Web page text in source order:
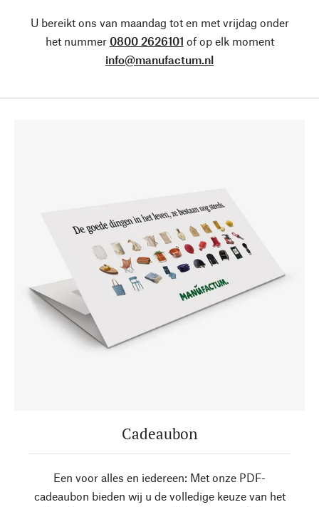
U bereikt ons van maandag tot en met vrijdag onder
het nummer 0800 2626101 of op elk moment
info@manufactum.nl
Cadeaubon
Een voor alles en iedereen: Met onze PDF-
cadeaubon bieden wij u de volledige keuze van het